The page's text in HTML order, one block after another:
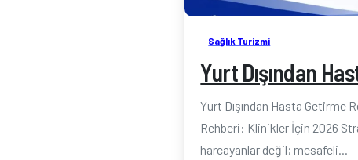
Sağlık Turizmi
Yurt Dışından
Yurt Dışından Hasta Getirme
Rehberi: Klinikler İçin 2026
harcayanlar değil; mesafeli...